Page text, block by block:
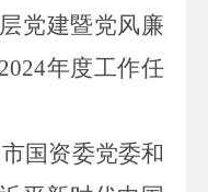
党建暨党风廉
年度工作任
国资委党委和